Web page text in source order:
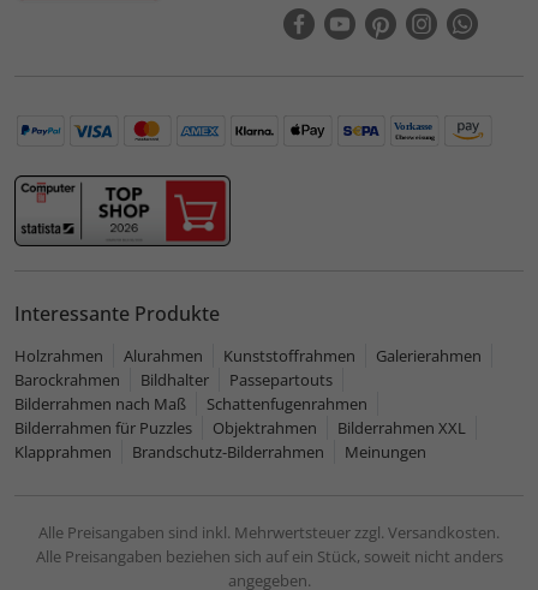
Interessante Produkte
Holzrahmen Alurahmen Kunststoffrahmen
Galerierahmen
Barockrahmen
Bildhalter
Passepartouts
Bilderrahmen nach Maß
Schattenfugenrahmen
Bilderrahmen für Puzzles
Objektrahmen
Bilderrahmen XXL
Klapprahmen
Brandschutz-Bilderrahmen Meinungen
Alle Preisangaben sind inkl. Mehrwertsteuer zzgl. Versandkosten.
Alle Preisangaben beziehen sich auf ein Stück, soweit nicht anders
angegeben.